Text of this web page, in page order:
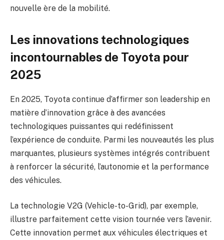
nouvelle ère de la mobilité.
Les innovations technologiques
incontournables de Toyota pour
2025
En 2025, Toyota continue d’affirmer son leadership en
matière d’innovation grâce à des avancées
technologiques puissantes qui redéfinissent
l’expérience de conduite. Parmi les nouveautés les plus
marquantes, plusieurs systèmes intégrés contribuent
à renforcer la sécurité, l’autonomie et la performance
des véhicules.
La technologie V2G (Vehicle-to-Grid), par exemple,
illustre parfaitement cette vision tournée vers l’avenir.
Cette innovation permet aux véhicules électriques et